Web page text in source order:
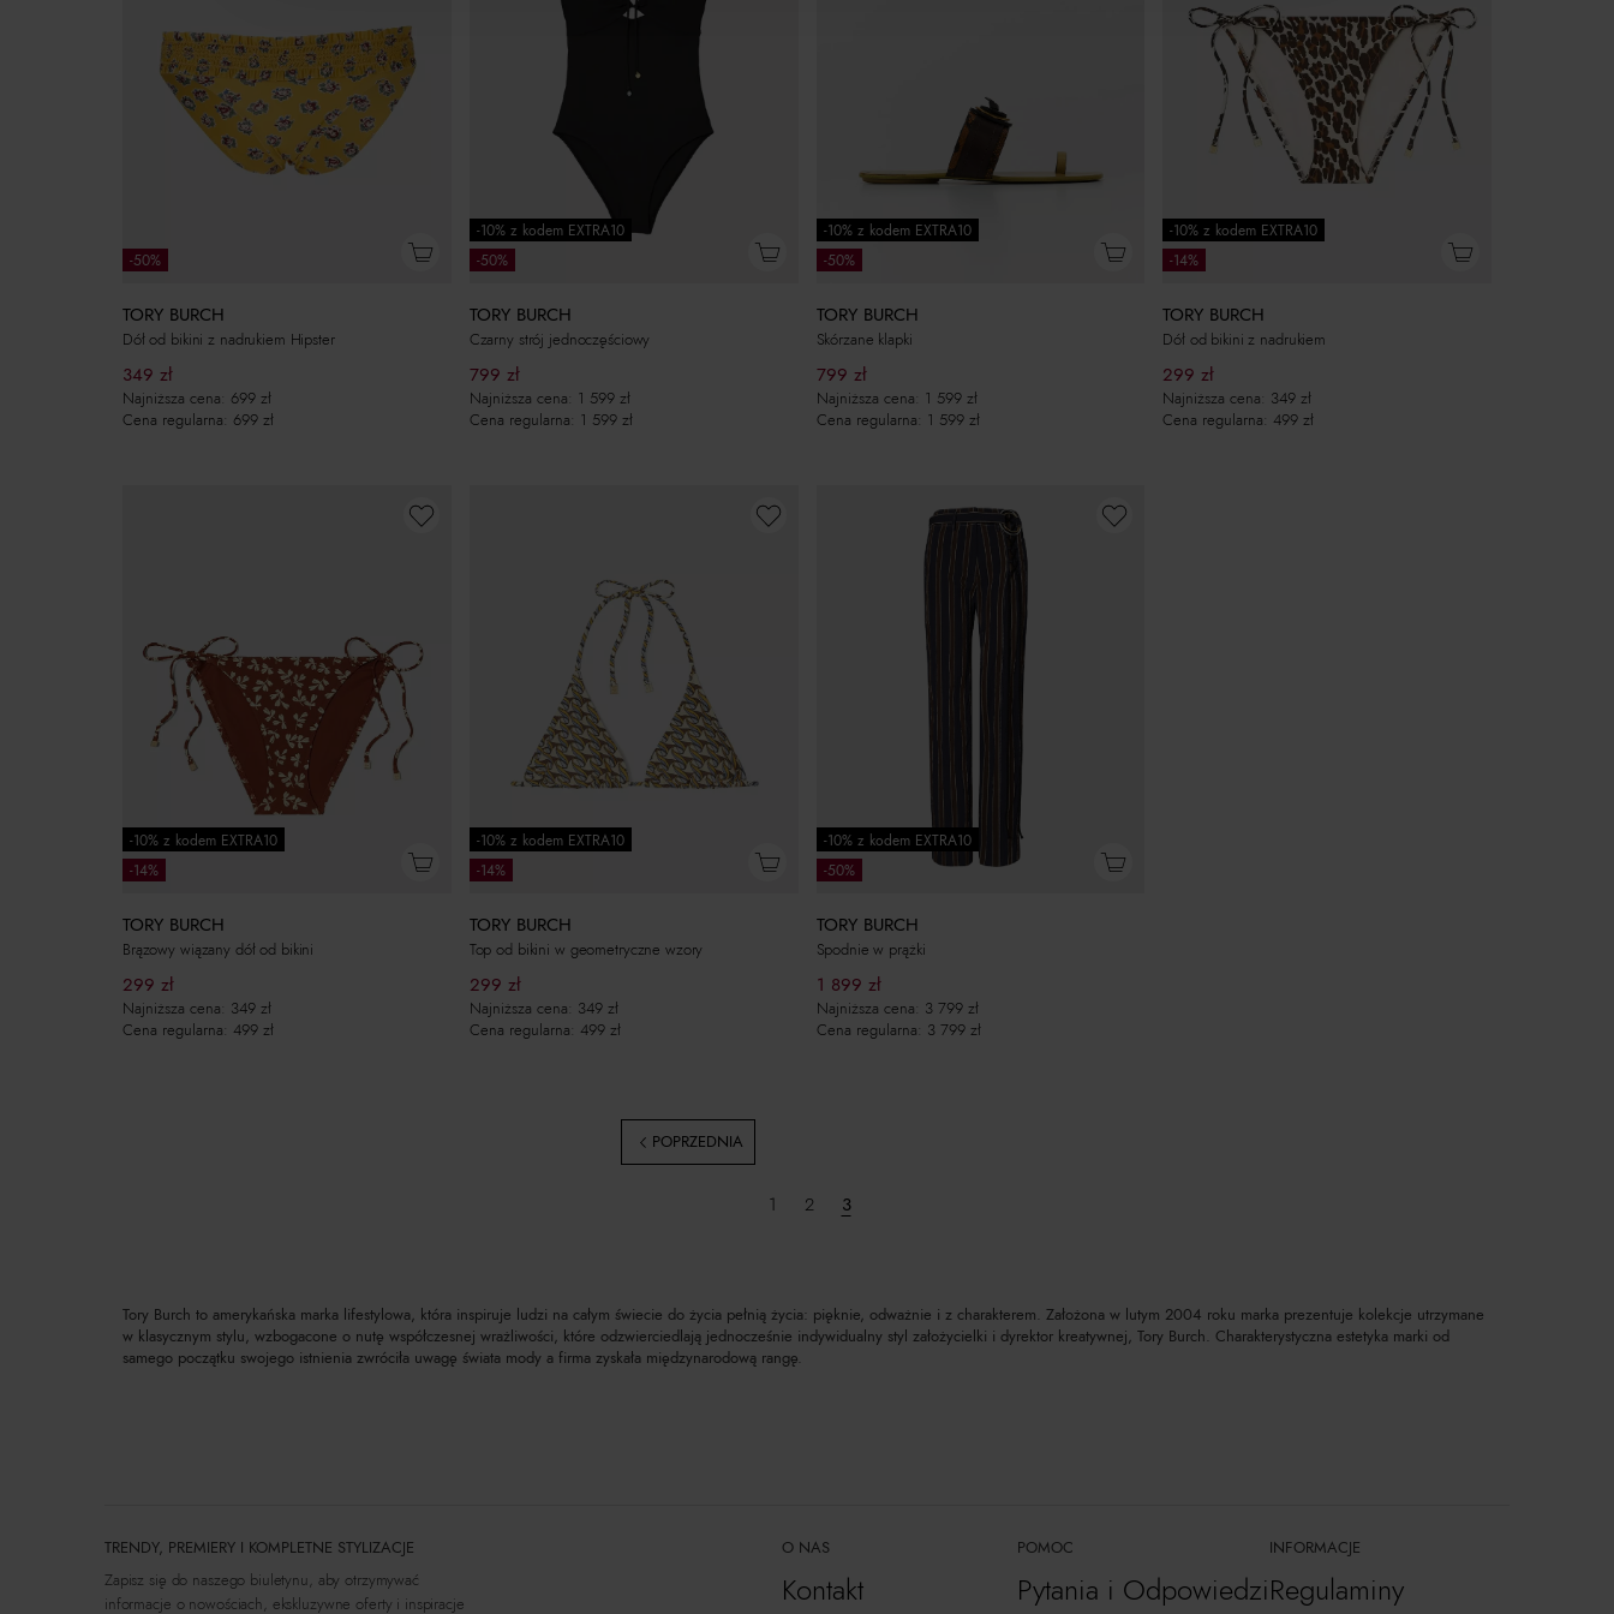
-50%
TORY BURCH
Dół od bikini z nadrukiem Hipster
349 zł
Najniższa cena: 699 zł
Cena regularna: 699 zł
-10% z kodem EXTRA10
-50%
TORY BURCH
Czarny strój jednoczęściowy
799 zł
Najniższa cena: 1 599 zł
Cena regularna: 1 599 zł
-10% z kodem EXTRA10
-50%
TORY BURCH
Skórzane klapki
799 zł
Najniższa cena: 1 599 zł
Cena regularna: 1 599 zł
-10% z kodem EXTRA10
-14%
TORY BURCH
Dół od bikini z nadrukiem
299zł
Najniższa cena: 349zł
Cena regularna: 499zł
-10% z kodem EXTRA10
-14%
TORY BURCH
Brązowy wiązany dół od bikini
299 zł
Najniższa cena: 349 zł
Cena regularna: 499 zł
-10% z kodem EXTRA10
-14%
TORY BURCH
Top od bikini w geometryczne wzory
299 zł
Najniższa cena: 349 zł
Cena regularna: 499 zł
-10% z kodem EXTRA10
-50%
TORY BURCH
Spodnie w prążki
1 899 zł
Najniższa cena: 3 799 zł
Cena regularna: 3 799 zł
POPRZEDNIA
1 2 3
Tory Burch to amerykańska marka lifestylowa, która inspiruje ludzi na całym świecie do życia pełnią życia: pięknie, odważnie i z charakterem. Założona w lutym 2004 roku marka prezentuje kolekcje utrzymane
w klasycznym stylu, wzbogacone o nutę współczesnej wrażliwości, które odzwierciedlają jednocześnie indywidualny styl założycielki i dyrektor kreatywnej, Tory Burch. Charakterystyczna estetyka marki od
samego początku swojego istnienia zwróciła uwagę świata mody a firma zyskała międzynarodową rangę.
TRENDY, PREMIERY I KOMPLETNE STYLIZACJE
Zapisz się do naszego biuletynu, aby otrzymywać
informacje o nowościach, ekskluzywne oferty i inspiracje
O NAS
Kontakt
POMOC
Pytania i Odpowiedzi
INFORMACJE
Regulaminy